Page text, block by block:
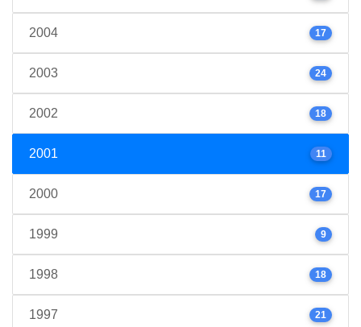
2004 17
2003 24
2002 18
2001 11
2000 17
1999 9
1998 18
1997 21